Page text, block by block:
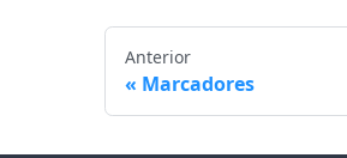
Anterior
Marcadores